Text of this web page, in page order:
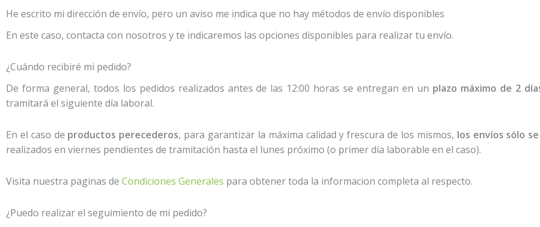
He escrito mi dirección de envío, pero un aviso me indica que no hay métodos de envío disponibles
En este caso, contacta con nosotros y te indicaremos las opciones disponibles para realizar tu envío.
¿Cuándo recibiré mi pedido?
De forma general, todos los pedidos realizados antes de las 12:00 horas se entregan en un plazo máximo de 2
tramitará el siguiente día laboral.
En el caso de productos perecederos, para garantizar la máxima calidad y frescura de los mismos, los envíos sólo
realizados en viernes pendientes de tramitación hasta el lunes próximo (o primer día laborable en el caso).
Visita nuestra paginas de Condiciones Generales para obtener toda la informacion completa al respecto.
¿Puedo realizar el seguimiento de mi pedido?